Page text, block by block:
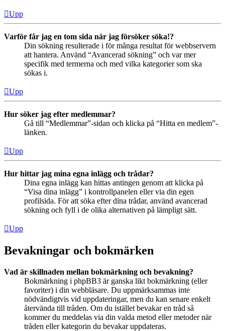
Upp
Varför får jag en tom sida när jag försöker söka!?
Din sökning resulterade i för många resultat för webbservern
att hantera. Använd “Avancerad sökning” och var mer
specifik med termerna och med vilka kategorier som ska
sökas i.
Upp
Hur söker jag efter medlemmar?
Gå till “Medlemmar”-sidan och klicka på “Hitta en medlem”-
länken.
Upp
Hur hittar jag mina egna inlägg och trådar?
Dina egna inlägg kan hittas antingen genom att klicka på
“Visa dina inlägg” i kontrollpanelen eller via din egen
profilsida. För att söka efter dina trådar, använd avancerad
sökning och fyll i de olika alternativen på lämpligt sätt.
Upp
Bevakningar och bokmärken
Vad är skillnaden mellan bokmärkning och bevakning?
Bokmärkning i phpBB3 är ganska likt bokmärkning (eller
favoriter) i din webbläsare. Du uppmärksammas inte
nödvändigtvis vid uppdateringar, men du kan senare enkelt
återvända till tråden. Om du istället bevakar en tråd så
kommer du meddelas via din valda metod eller metoder när
tråden eller kategorin du bevakar uppdateras.